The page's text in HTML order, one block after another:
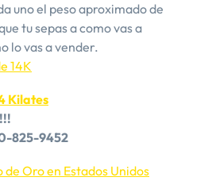
uno el peso aproximado de
tu sepas a como vas a
lo vas a vender.
14K
Kilates
825-9452
de Oro en Estados Unidos